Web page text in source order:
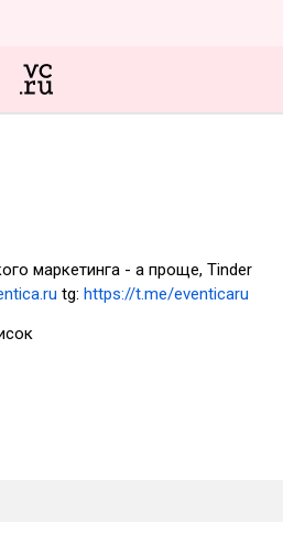
маркетинга - а проще, Tinder
tg: https://t.me/eventicaru